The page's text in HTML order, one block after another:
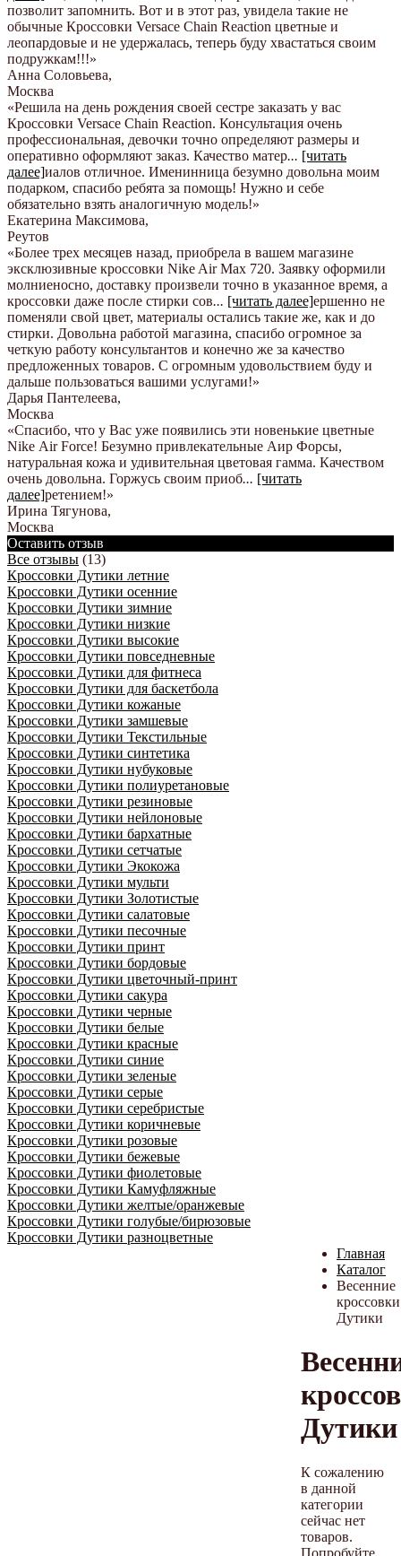
позволит запомнить. Вот и в этот раз, увидела такие не
обычные Кроссовки Versace Chain Reaction цветные и
леопардовые и не удержалась, теперь буду хвастаться своим
подружкам!!!»
Анна Соловьева,
Москва
«Решила на день рождения своей сестре заказать у вас
Кроссовки Versace Chain Reaction. Консультация очень
профессиональная, девочки точно определяют размеры и
оперативно оформляют заказ. Качество матер... [читать
далее]иалов отличное. Именинница безумно довольна моим
подарком, спасибо ребята за помощь! Нужно и себе
обязательно взять аналогичную модель!»
Екатерина Максимова,
Реутов
«Более трех месяцев назад, приобрела в вашем магазине
эксклюзивные кроссовки Nike Air Max 720. Заявку оформили
молниеносно, доставку произвели точно в указанное время, а
кроссовки даже после стирки сов... [читать далее]ершенно не
поменяли свой цвет, материалы остались такие же, как и до
стирки. Довольна работой магазина, спасибо огромное за
четкую работу консультантов и конечно же за качество
предложенных товаров. С огромным удовольствием буду и
дальше пользоваться вашими услугами!»
Дарья Пантелеева,
Москва
«Спасибо, что у Вас уже появились эти новенькие цветные
Nike Аir Force! Безумно привлекательные Аир Форсы,
натуральная кожа и удивительная цветовая гамма. Качеством
очень довольна. Горжусь своим приоб... [читать
далее]ретением!»
Ирина Тягунова,
Москва
Оставить отзыв
Все отзывы (13)
Кроссовки Дутики летние
Кроссовки Дутики осенние
Кроссовки Дутики зимние
Кроссовки Дутики низкие
Кроссовки Дутики высокие
Кроссовки Дутики повседневные
Кроссовки Дутики для фитнеса
Кроссовки Дутики для баскетбола
Кроссовки Дутики кожаные
Кроссовки Дутики замшевые
Кроссовки Дутики Текстильные
Кроссовки Дутики синтетика
Кроссовки Дутики нубуковые
Кроссовки Дутики полиуретановые
Кроссовки Дутики резиновые
Кроссовки Дутики нейлоновые
Кроссовки Дутики бархатные
Кроссовки Дутики сетчатые
Кроссовки Дутики Экокожа
Кроссовки Дутики мульти
Кроссовки Дутики Золотистые
Кроссовки Дутики салатовые
Кроссовки Дутики песочные
Кроссовки Дутики принт
Кроссовки Дутики бордовые
Кроссовки Дутики цветочный-принт
Кроссовки Дутики сакура
Кроссовки Дутики черные
Кроссовки Дутики белые
Кроссовки Дутики красные
Кроссовки Дутики синие
Кроссовки Дутики зеленые
Кроссовки Дутики серые
Кроссовки Дутики серебристые
Кроссовки Дутики коричневые
Кроссовки Дутики розовые
Кроссовки Дутики бежевые
Кроссовки Дутики фиолетовые
Кроссовки Дутики Камуфляжные
Кроссовки Дутики желтые/оранжевые
Кроссовки Дутики голубые/бирюзовые
Кроссовки Дутики разноцветные
Главная
Каталог
Весенние
кроссовки
Дутики
Дутики
К сожалению
в данной
категории
сейчас нет
товаров.
Попробуйте